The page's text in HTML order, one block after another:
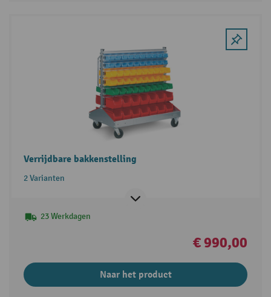
Verrijdbare bakkenstelling
2 Varianten
23 Werkdagen
€ 990,00
Naar het product